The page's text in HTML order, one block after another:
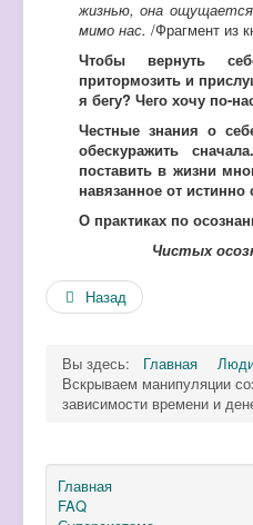
жизнью, она ощущается
мимо нас. /Фрагмент из
Чтобы вернуть
притормозить и
я бегу? Чего хочу по-
Честные знания о
обескуражить
поставить в жизни
навязанное от истинно
О практиках по
Чистых
Назад
Вы здесь: Главная
Вскрываем манипуляции
зависимости времени и
Главная
FAQ